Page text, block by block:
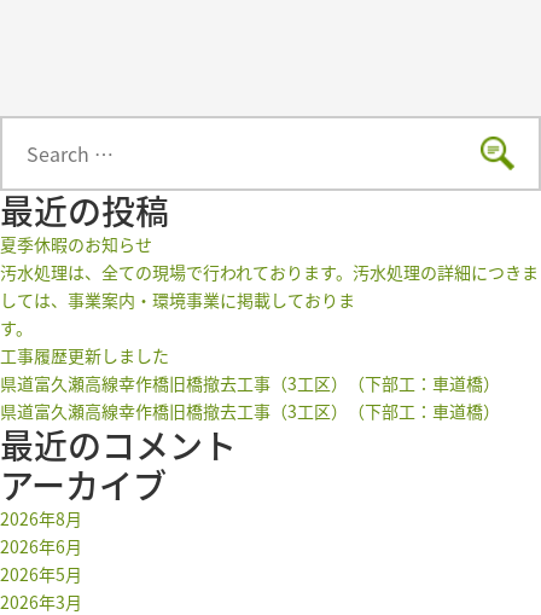
Search
最近の投稿
夏季休暇のお知らせ
汚水処理は、全ての現場で行われております。汚水処理の詳細につきま
しては、事業案内・環境事業に掲載しておりま
す。
工事履歴更新しました
県道富久瀬高線幸作橋旧橋撤去工事（3工区）（下部工：車道橋）
県道富久瀬高線幸作橋旧橋撤去工事（3工区）（下部工：車道橋）
最近のコメント
アーカイブ
2026年8月
2026年6月
2026年5月
2026年3月